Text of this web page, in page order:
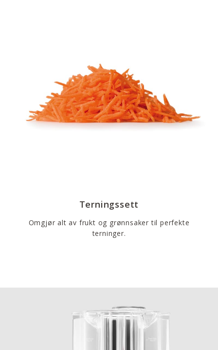
Terningssett
Omgjør alt av frukt og grønnsaker til perfekte
terninger.